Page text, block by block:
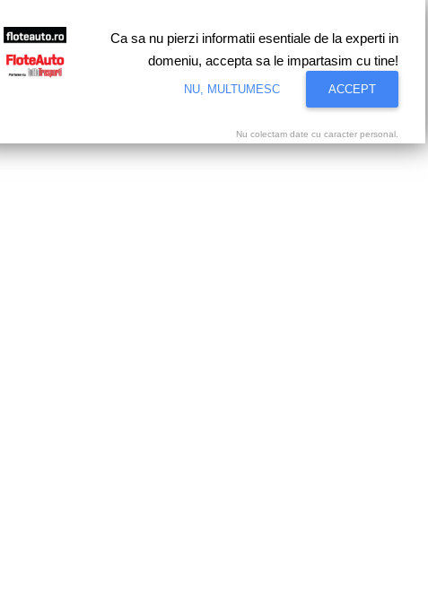
Ca sa nu pierzi informatii esentiale de la experti in
domeniu, accepta sa le impartasim cu tine!
NU, MULTUMESC ACCEPT
Nu colectam date cu caracter personal.